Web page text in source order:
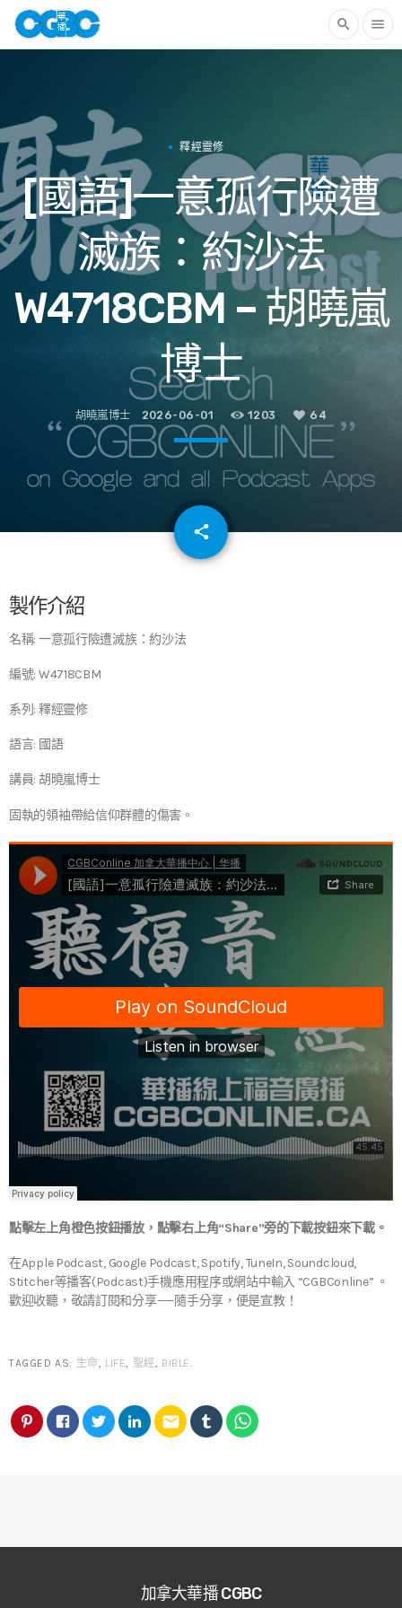
search menu
釋經靈修
[國語]一意孤行險遭
滅族：約沙法
W4718CBM – 胡曉嵐
博士
胡曉嵐博士 2026-06-01 1203 64
share
email
製作介紹
名稱: 一意孤行險遭滅族：約沙法
編號: W4718CBM
系列: 釋經靈修
語言: 國語
講員: 胡曉嵐博士
固執的領袖帶給信仰群體的傷害。
點擊左上角橙色按鈕播放，點擊右上角“Share”旁的下載按鈕來下載。
在Apple Podcast, Google Podcast, Spotify, TuneIn, Soundcloud,
Stitcher等播客(Podcast)手機應用程序或網站中輸入 “CGBConline” 。
歡迎收聽，敬請訂閱和分享——隨手分享，便是宣教！
TAGGED AS: 生命, LIFE, 聖經, BIBLE.
email
加拿大華播 CGBC